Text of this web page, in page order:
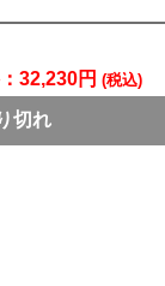
32,230円 (税込)
切れ